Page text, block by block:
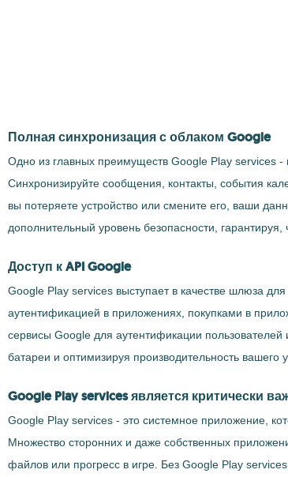
Полная синхронизация с облаком Google
Одно из главных преимуществ Google Play services -
Синхронизируйте сообщения, контакты, события
вы потеряете устройство или смените его, ваши
дополнительный уровень безопасности,
Доступ к API Google
Google Play services выступает в качестве шлюза
аутентификацией в приложениях, покупками в
сервисы Google для аутентификации
батареи и оптимизируя производительность вашего
Google Play services является критически
Google Play services - это системное приложение,
Множество сторонних и даже собственных
файлов или прогресс в игре. Без Google Play